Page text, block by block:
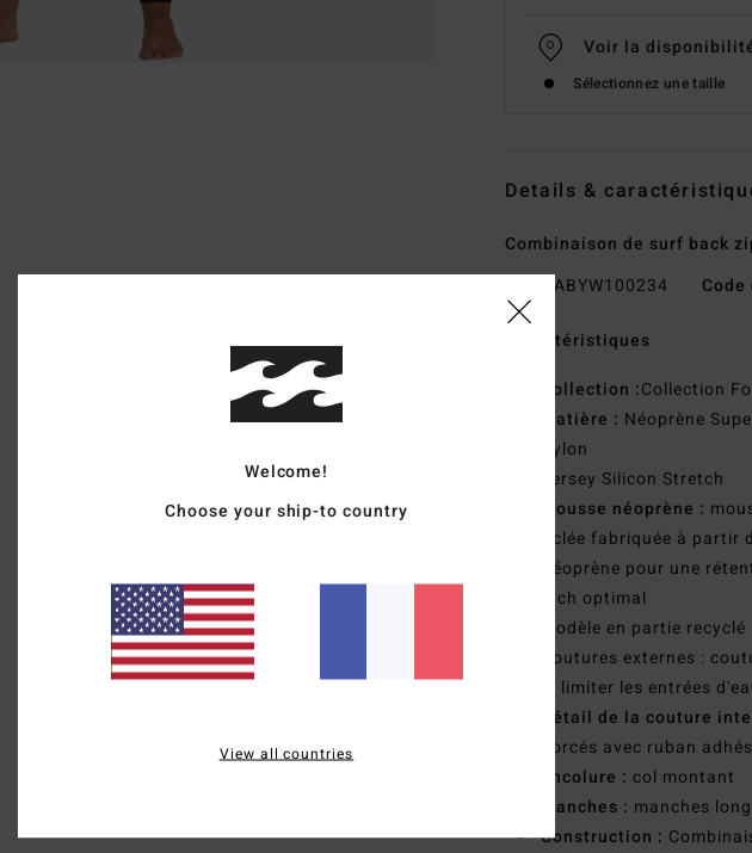
Voir la
Sélectionnez une taille
Details &
Combinaison de surf back
ABYW100234
Caractéristiques
Collection :Collection
Matière : Néoprène
de nylon
Jersey Silicon Stretch
Mousse néoprène :
recyclée fabriquée à partir
de néoprène pour une
stretch optimal
Modèle en partie recyclé
Coutures externes :
pour limiter les entrées
Détail de la couture
renforcés avec ruban
Encolure : col montant
Manches : manches
Construction :
Welcome!
Choose your ship-to country
View all countries